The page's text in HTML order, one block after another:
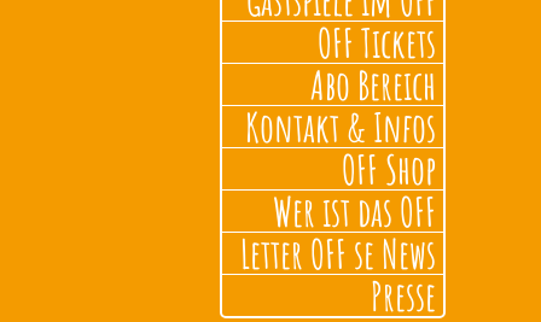
OFF Tickets
Abo Bereich
Kontakt & Infos
OFF Shop
Wer ist das OFF
Letter OFF se News
Presse